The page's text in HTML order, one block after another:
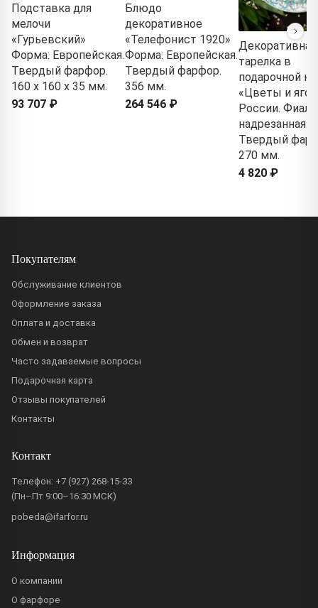
Подставка для
мелочи
«Гурьевский»
Форма: Европейская.
Твердый фарфор.
160 x 160 x 35 мм.
93 707 ₽
Блюдо
декоративное
«Телефонист 1920»
Форма: Европейская.
Твердый фарфор.
356 мм.
264 546 ₽
Декоративная
тарелка в
подарочной
«Цветы и
России.
надрезанная»
Твердый
270 мм.
4 820 ₽
Покупателям
Обслуживание клиентов
Оформление заказа
Оплата и доставка
Обмен и возврат
Часто задаваемые вопросы
Подарочная карта
Отзывы покупателей
Контакты
Контакт
Телефон: +7 (927) 268-15-33
(Пн–Пт 9:00–16:30 МСК)
pobeda@ifarfor.ru
Информация
О компании
О фарфоре